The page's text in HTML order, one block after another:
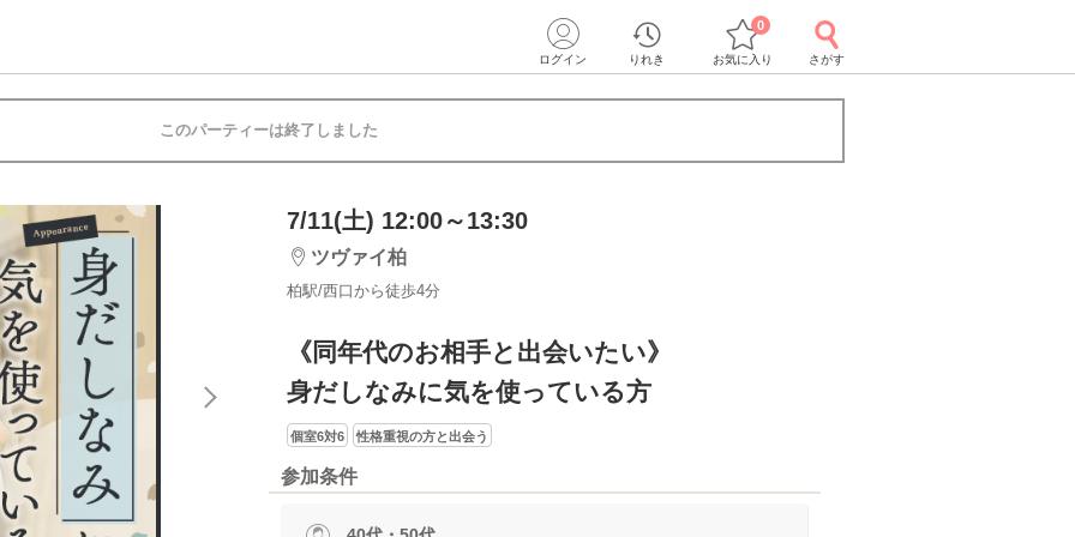
ログイン りれき お気に入り
0
さがす
このパーティーは終了しました
7/11(土) 12:00～13:30
ツヴァイ柏
柏駅/西口から徒歩4分
《同年代のお相手と出会いたい》
身だしなみに気を使っている方
個室6対6 性格重視の方と出会う
参加条件